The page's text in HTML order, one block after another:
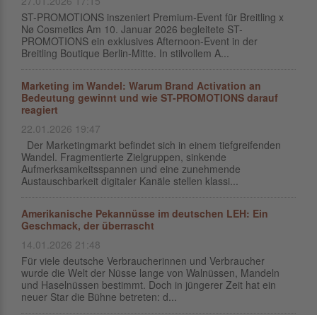
ST-PROMOTIONS inszeniert Premium-Event für Breitling x
Nø Cosmetics Am 10. Januar 2026 begleitete ST-
PROMOTIONS ein exklusives Afternoon-Event in der
Breitling Boutique Berlin-Mitte. In stilvollem A...
Marketing im Wandel: Warum Brand Activation an
Bedeutung gewinnt und wie ST-PROMOTIONS darauf
reagiert
22.01.2026 19:47
Der Marketingmarkt befindet sich in einem tiefgreifenden
Wandel. Fragmentierte Zielgruppen, sinkende
Aufmerksamkeitsspannen und eine zunehmende
Austauschbarkeit digitaler Kanäle stellen klassi...
Amerikanische Pekannüsse im deutschen LEH: Ein
Geschmack, der überrascht
14.01.2026 21:48
Für viele deutsche Verbraucherinnen und Verbraucher
wurde die Welt der Nüsse lange von Walnüssen, Mandeln
und Haselnüssen bestimmt. Doch in jüngerer Zeit hat ein
neuer Star die Bühne betreten: d...